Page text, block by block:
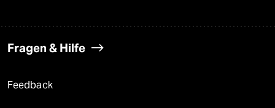
Fragen & Hilfe
Feedback